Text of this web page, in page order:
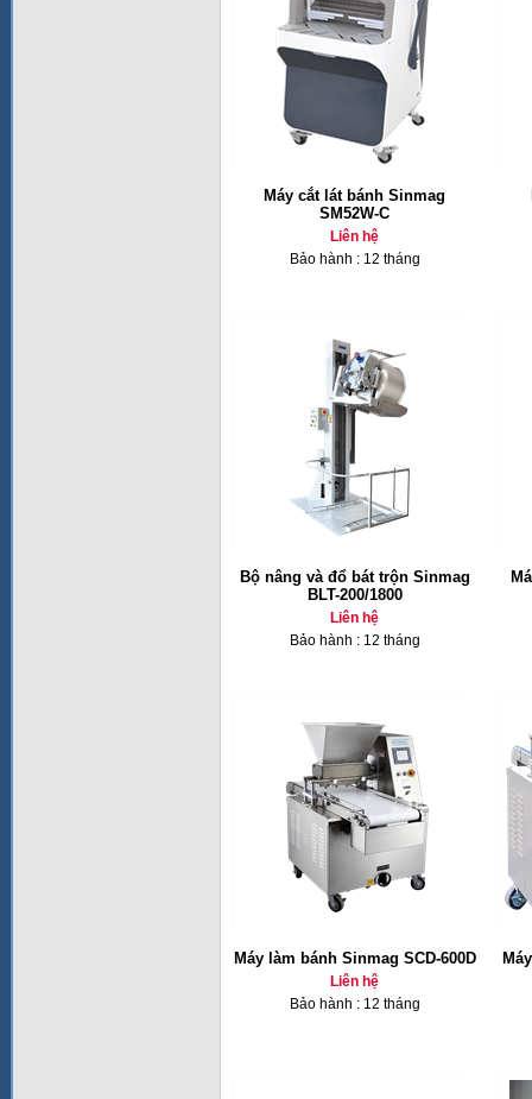
Máy cắt lát bánh Sinmag
SM52W-C
Liên hệ
Bảo hành : 12 tháng
Bộ nâng và đổ bát trộn Sinmag
BLT-200/1800
Liên hệ
Bảo hành : 12 tháng
Máy làm bánh Sinmag SCD-600D
Liên hệ
Bảo hành : 12 tháng